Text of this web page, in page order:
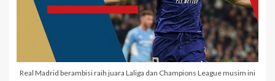
Real Madrid berambisi raih juara Laliga dan Champions League musim ini